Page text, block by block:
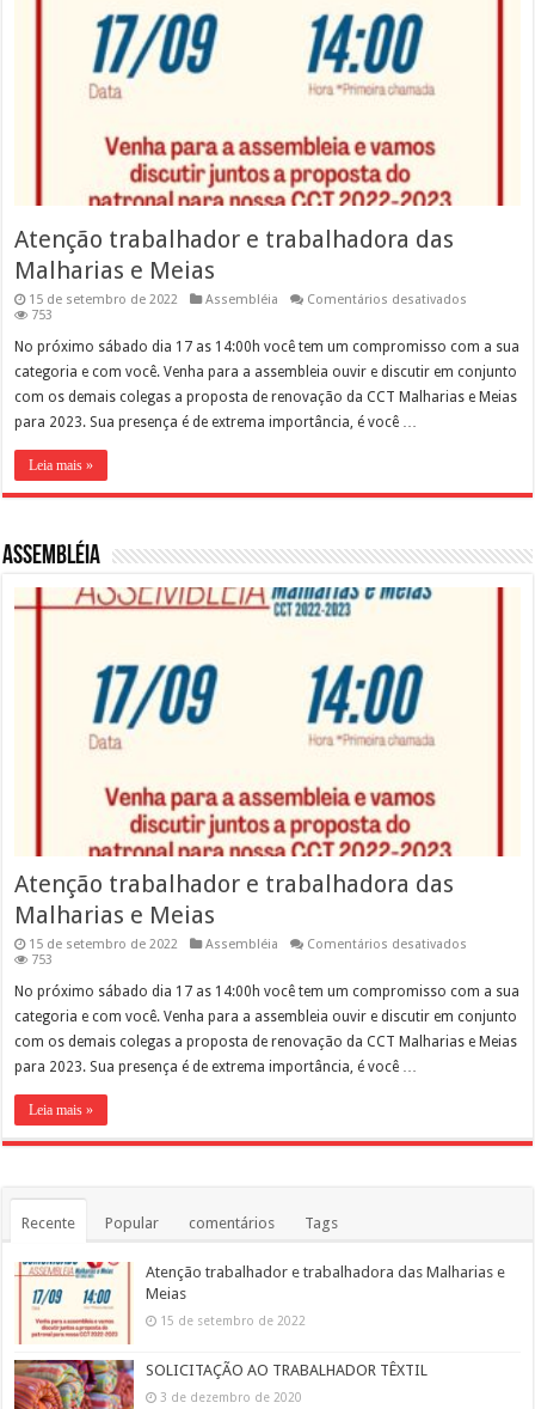
Atenção trabalhador e trabalhadora das
Malharias e Meias
15 de setembro de 2022 Assembléia Comentários desativados
e
das
Malharias
e
753
No próximo sábado dia 17 as 14:00h você tem um compromisso com a sua
categoria e com você. Venha para a assembleia ouvir e discutir em conjunto
com os demais colegas a proposta de renovação da CCT Malharias e Meias
para 2023. Sua presença é de extrema importância, é você …
Leia mais »
Assembléia
Atenção trabalhador e trabalhadora das
Malharias e Meias
15 de setembro de 2022 Assembléia Comentários desativados
e
das
Malharias
753
No próximo sábado dia 17 as 14:00h você tem um compromisso com a sua
categoria e com você. Venha para a assembleia ouvir e discutir em conjunto
com os demais colegas a proposta de renovação da CCT Malharias e Meias
para 2023. Sua presença é de extrema importância, é você …
Leia mais »
Recente Popular comentários Tags
Atenção trabalhador e trabalhadora das Malharias e
Meias
15 de setembro de 2022
SOLICITAÇÃO AO TRABALHADOR TÊXTIL
3 de dezembro de 2020